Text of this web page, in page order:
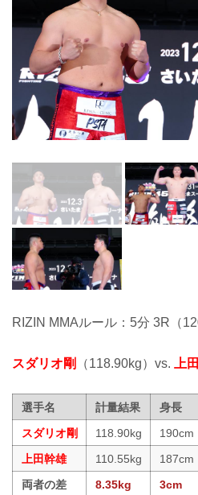
RIZIN MMAルール：5分 3R（
スダリオ剛 （118.90kg）vs. 上
選手名 計量結果 身長
スダリオ剛
118.90kg 190cm
上田幹雄
110.55kg 187cm
両者の差
8.35kg 3cm